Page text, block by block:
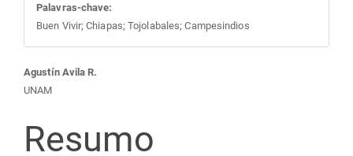
Palavras-chave:
Buen Vivir; Chiapas; Tojolabales; Campesindios
Conteúdo
do
Agustín Avila R.
UNAM
Resumo